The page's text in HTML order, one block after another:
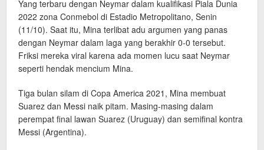
Yang terbaru dengan Neymar dalam kualifikasi Piala Dunia
2022 zona Conmebol di Estadio Metropolitano, Senin
(11/10). Saat itu, Mina terlibat adu argumen yang panas
dengan Neymar dalam laga yang berakhir 0-0 tersebut.
Friksi mereka viral karena ada momen lucu saat Neymar
seperti hendak mencium Mina.
Tiga bulan silam di Copa America 2021, Mina membuat
Suarez dan Messi naik pitam. Masing-masing dalam
perempat final lawan Suarez (Uruguay) dan semifinal kontra
Messi (Argentina).